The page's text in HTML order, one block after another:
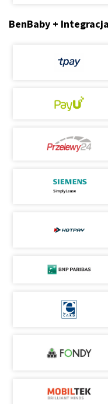
BenBaby +